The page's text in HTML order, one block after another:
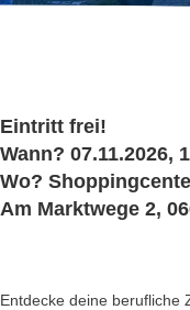
Eintritt frei!
Wann? 07.11.2026,
Wo?
Am Marktwege 2,
Entdecke deine berufliche